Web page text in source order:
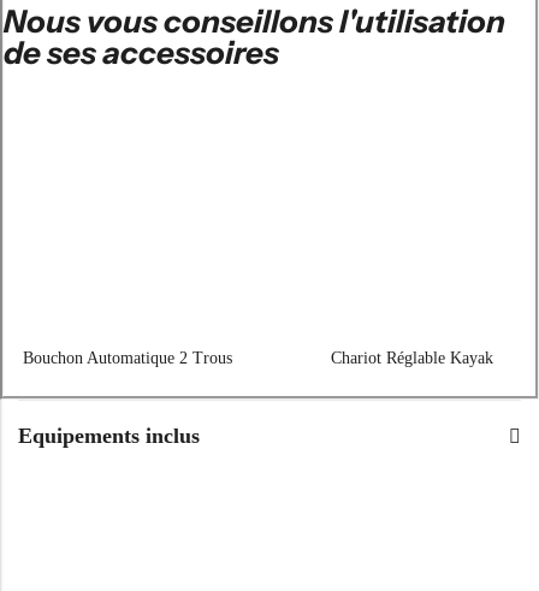
Nous vous conseillons l'utilisation
de ses accessoires
Bouchon Automatique 2 Trous Chariot Réglable Kayak
Equipements inclus